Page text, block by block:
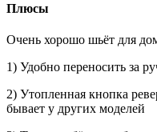
Плюсы
Очень хорошо шьёт для
1) Удобно переносить за
2) Утопленная кнопка
бывает у других моделей